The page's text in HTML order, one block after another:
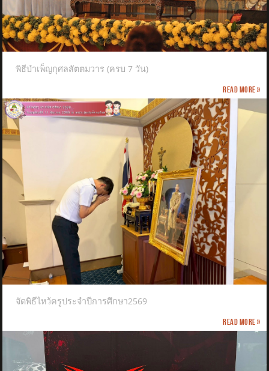
พิธีบำเพ็ญกุศลสัตตมวาร (ครบ 7 วัน)
Read more »
จัดพิธีไหว้ครูประจำปีการศึกษา2569
Read more »